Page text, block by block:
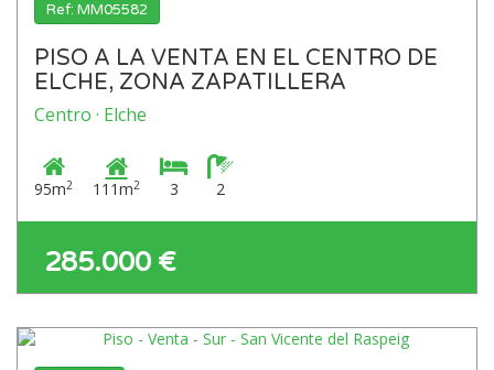
Ref: MM05582
PISO A LA VENTA EN EL CENTRO DE
ELCHE, ZONA ZAPATILLERA
Centro · Elche
95m2 111m2 3 2
285.000 €